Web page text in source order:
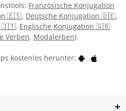
Französische Konjugation
🇪🇸, Deutsche Konjugation 🇩🇪,
🇮🇹, Englische Konjugation 🇬🇧
Verben, Modalerben).
kostenlos herunter: